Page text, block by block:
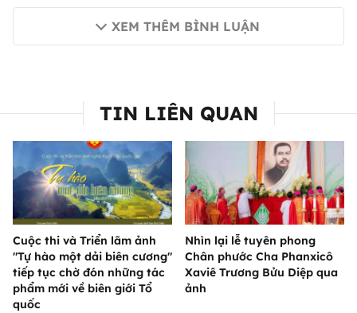
XEM THÊM BÌNH LUẬN
TIN LIÊN QUAN
Cuộc thi và Triển lãm ảnh
"Tự hào một dải biên cương"
tiếp tục chờ đón những tác
phẩm mới về biên giới Tổ
quốc
Nhìn lại lễ tuyên phong
Chân phước Cha Phanxicô
Xaviê Trương Bửu Diệp qua
ảnh